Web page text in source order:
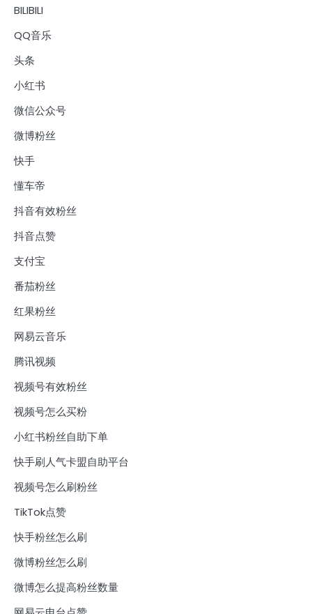
BILIBILI
QQ音乐
头条
小红书
微信公众号
微博粉丝
快手
懂车帝
抖音有效粉丝
抖音点赞
支付宝
番茄粉丝
红果粉丝
网易云音乐
腾讯视频
视频号有效粉丝
视频号怎么买粉
小红书粉丝自助下单
快手刷人气卡盟自助平台
视频号怎么刷粉丝
TikTok点赞
快手粉丝怎么刷
微博粉丝怎么刷
微博怎么提高粉丝数量